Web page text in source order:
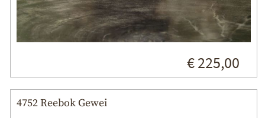
€ 225,00
4752 Reebok Gewei